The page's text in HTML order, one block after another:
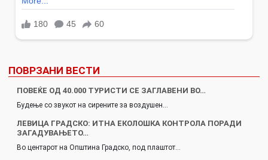
ПОВРЗАНИ ВЕСТИ
ПОВЕЌЕ ОД 40.000 ТУРИСТИ СЕ ЗАГЛАВЕНИ ВО…
Будење со звукот на сирените за воздушен…
ЛЕВИЦА ГРАДСКО: ИТНА ЕКОЛОШКА КОНТРОЛА ПОРАДИ
ЗАГАДУВАЊЕТО…
Во центарот на Општина Градско, под плаштот…